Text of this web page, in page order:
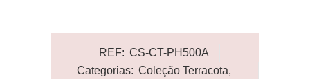
REF: CS-CT-PH500A
Categorias: Coleção Terracota,